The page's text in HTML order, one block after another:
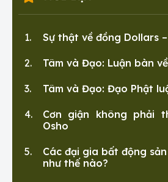
Sự thật về đồng Dollars
Tâm và Đạo: Luận bàn
Tâm và Đạo: Đạo Phật
Cơn giận không phải
Osho
Các đại gia bất động
như thế nào?